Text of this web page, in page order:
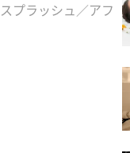
プラッシュ／アフ